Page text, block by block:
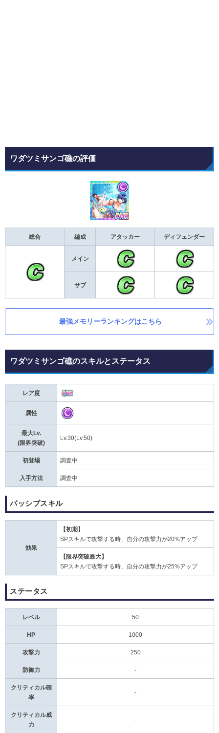
ワダツミサンゴ礁の評価
総合 編成 アタッカー ディフェンダー
メイン
サブ
最強メモリーランキングはこちら
ワダツミサンゴ礁のスキルとステータス
レア度
属性
最大Lv.
(限界突破)
Lv.30(Lv.50)
初登場 調査中
入手方法 調査中
パッシブスキル
効果
【初期】
SPスキルで攻撃する時、自分の攻撃力が20%アップ
【限界突破最大】
SPスキルで攻撃する時、自分の攻撃力が25%アップ
ステータス
レベル 50
HP 1000
攻撃力 250
防御力 -
クリティカル確
率
-
クリティカル威
力
-